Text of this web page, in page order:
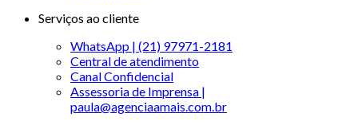
Serviços ao cliente
WhatsApp | (21) 97971-2181
Central de atendimento
Canal Confidencial
Assessoria de Imprensa |
paula@agenciaamais.com.br